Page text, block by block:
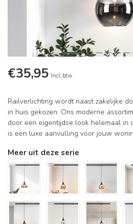
€35,95 Incl. btw
Railverlichting wordt naast zakelijke
in huis gekozen. Ons moderne
door een eigentijdse look helemaal in
is een luxe aanvulling voor jouw
Meer uit deze serie